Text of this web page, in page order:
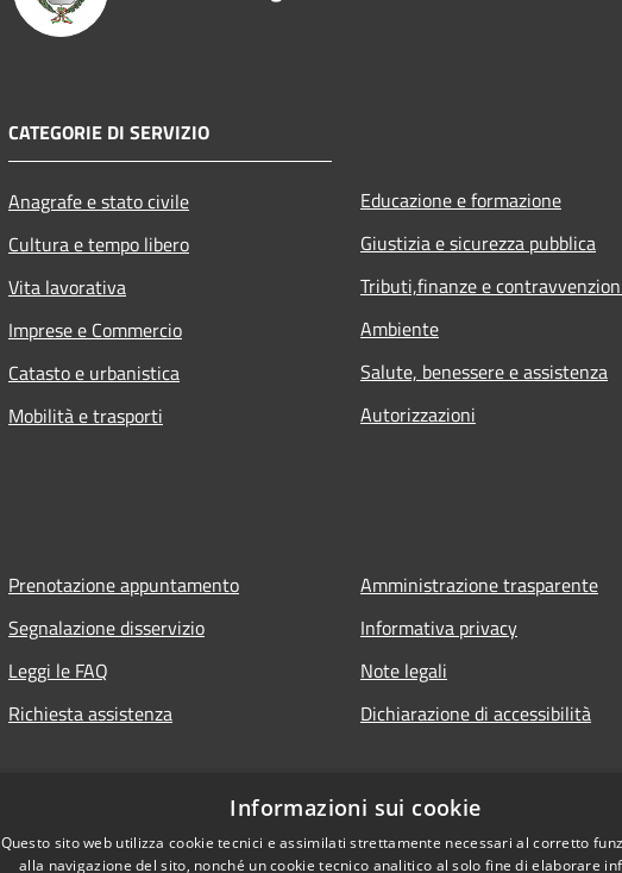
CATEGORIE DI SERVIZIO
Anagrafe e stato civile
Cultura e tempo libero
Vita lavorativa
Imprese e Commercio
Catasto e urbanistica
Mobilità e trasporti
Educazione e formazione
Giustizia e sicurezza pubblica
Tributi,finanze e
Ambiente
Salute, benessere e assistenza
Autorizzazioni
Prenotazione appuntamento
Segnalazione disservizio
Leggi le FAQ
Richiesta assistenza
Amministrazione trasparente
Informativa privacy
Note legali
Dichiarazione di accessibilità
Informazioni sui cookie
Questo sito web utilizza cookie tecnici e assimilati strettamente necessari al corretto
alla navigazione del sito, nonché un cookie tecnico analitico al solo fine di elaborare